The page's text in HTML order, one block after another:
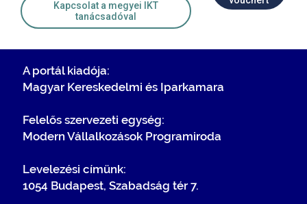
Kapcsolat a megyei IKT
tanácsadóval
A portál kiadója:
Magyar Kereskedelmi és Iparkamara
Felelős szervezeti egység:
Modern Vállalkozások Programiroda
Levelezési címünk:
1054 Budapest, Szabadság tér 7.